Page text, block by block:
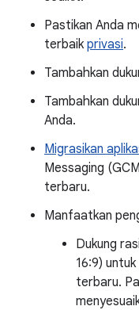
Pastikan Anda
terbaik privasi.
Tambahkan
Tambahkan
Anda.
Migrasikan
Messaging
terbaru.
Manfaatkan
Dukung
16:9)
terbaru.